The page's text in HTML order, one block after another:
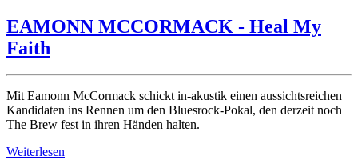
EAMONN MCCORMACK - Heal My
Faith
Mit Eamonn McCormack schickt in-akustik einen aussichtsreichen
Kandidaten ins Rennen um den Bluesrock-Pokal, den derzeit noch
The Brew fest in ihren Händen halten.
Weiterlesen